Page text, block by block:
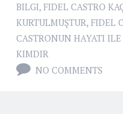
BILGI, FIDEL CASTRO
KURTULMUŞTUR, FIDEL
CASTRONUN HAYATI
KIMDIR
NO COMMENTS